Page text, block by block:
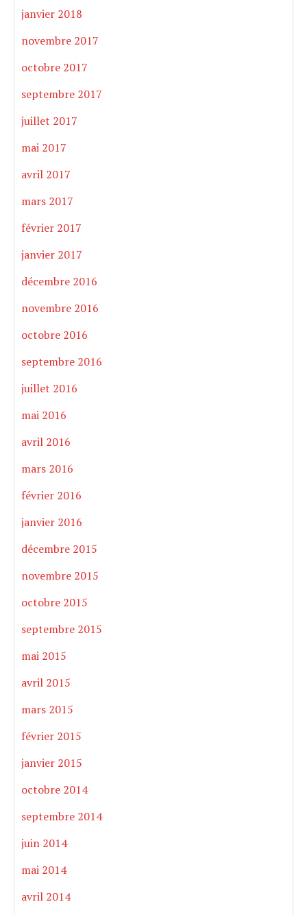
janvier 2018
novembre 2017
octobre 2017
septembre 2017
juillet 2017
mai 2017
avril 2017
mars 2017
février 2017
janvier 2017
décembre 2016
novembre 2016
octobre 2016
septembre 2016
juillet 2016
mai 2016
avril 2016
mars 2016
février 2016
janvier 2016
décembre 2015
novembre 2015
octobre 2015
septembre 2015
mai 2015
avril 2015
mars 2015
février 2015
janvier 2015
octobre 2014
septembre 2014
juin 2014
mai 2014
avril 2014